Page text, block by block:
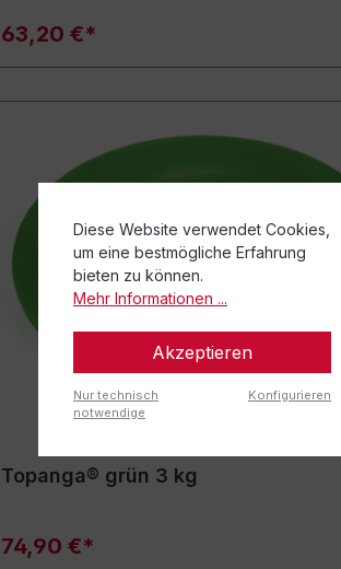
63,20 €*
Topanga® grün 3 kg
74,90 €*
Diese Website verwendet Cookies,
um eine bestmögliche Erfahrung
bieten zu können.
Mehr Informationen ...
Akzeptieren
Nur technisch
notwendige
Konfigurieren